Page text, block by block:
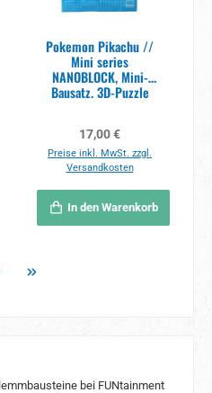
Pokemon Pikachu //
Mini series
NANOBLOCK, Mini-
Bausatz, 3D-Puzzle
Regulärer Preis:
17,00 €
Preise inkl. MwSt. zzgl.
Versandkosten
In den Warenkorb
bei FUNtainment